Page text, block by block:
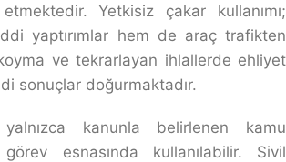
Yetkisiz çakar kullanımı;
yaptırımlar hem de araç trafikten
ve tekrarlayan ihlallerde ehliyet
sonuçlar doğurmaktadır.
kanunla belirlenen kamu
esnasında kullanılabilir. Sivil